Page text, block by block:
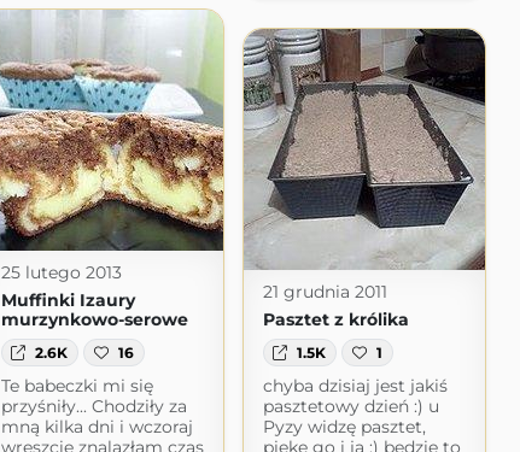
25 lutego 2013
Muffinki Izaury
murzynkowo-serowe
2.6K 16
Te babeczki mi się
przyśniły... Chodziły za
mną kilka dni i wczoraj
wreszcie znalazłam czas
21 grudnia 2011
Pasztet z królika
1.5K 1
chyba dzisiaj jest jakiś
pasztetowy dzień :) u
Pyzy widzę pasztet,
piekę go i ja :) będzie to